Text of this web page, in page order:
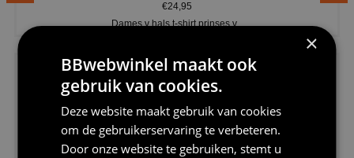
€24,95
Dames v hals t-shirt prinses v...
×
BBwebwinkel maakt ook
gebruik van cookies.
Deze website maakt gebruik van cookies
om de gebruikerservaring te verbeteren.
Door onze website te gebruiken, stemt u